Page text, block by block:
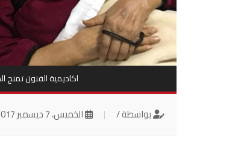
اكاديمية الفنون
بواسطة / | الخميس، 7 ديسمبر 2017